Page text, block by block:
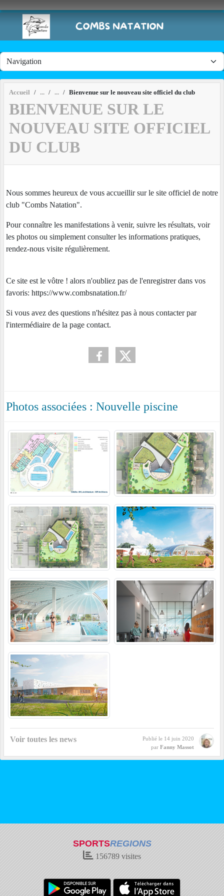
Accueil Bienvenue sur le nouveau site officiel du club
BIENVENUE SUR LE
NOUVEAU SITE OFFICIEL
DU CLUB
Nous sommes heureux de vous accueillir sur le site officiel de notre
club "Combs Natation".
Pour connaître les manifestations à venir, suivre les résultats, voir
les photos ou simplement consulter les informations pratiques,
rendez-nous visite régulièrement.
Ce site est le vôtre ! alors n'oubliez pas de l'enregistrer dans vos
favoris: https://www.combsnatation.fr/
Si vous avez des questions n'hésitez pas à nous contacter par
l'intermédiaire de la page contact.
Photos associées : Nouvelle piscine
Voir toutes les news Publié le 14 juin 2020
par Fanny Massot
SPORTSREGIONS
156789 visites